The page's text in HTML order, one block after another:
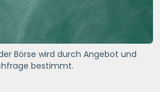
Börse wird durch Angebot und
bestimmt.